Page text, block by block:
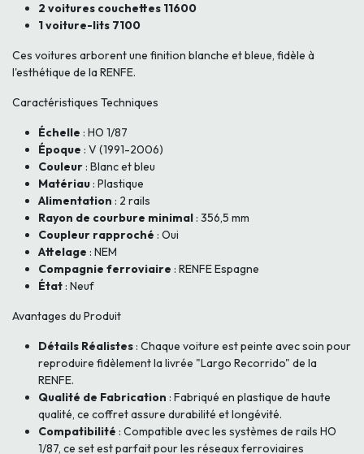
2 voitures couchettes 11600
1 voiture-lits 7100
Ces voitures arborent une finition blanche et bleue, fidèle à
l'esthétique de la RENFE.
Caractéristiques Techniques
Échelle : HO 1/87
Époque : V (1991-2006)
Couleur : Blanc et bleu
Matériau : Plastique
Alimentation : 2 rails
Rayon de courbure minimal : 356,5 mm
Coupleur rapproché : Oui
Attelage : NEM
Compagnie ferroviaire : RENFE Espagne
État : Neuf
Avantages du Produit
Détails Réalistes : Chaque voiture est peinte avec soin pour
reproduire fidèlement la livrée "Largo Recorrido" de la
RENFE.
Qualité de Fabrication : Fabriqué en plastique de haute
qualité, ce coffret assure durabilité et longévité.
Compatibilité : Compatible avec les systèmes de rails HO
1/87, ce set est parfait pour les réseaux ferroviaires